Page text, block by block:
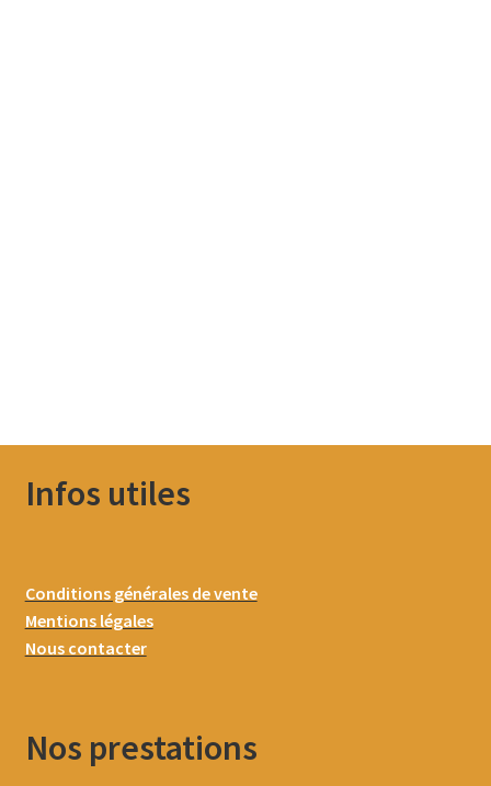
Infos utiles
Conditions générales de vente
Mentions légales
Nous contacter
Nos prestations